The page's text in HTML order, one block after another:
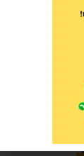
190.00